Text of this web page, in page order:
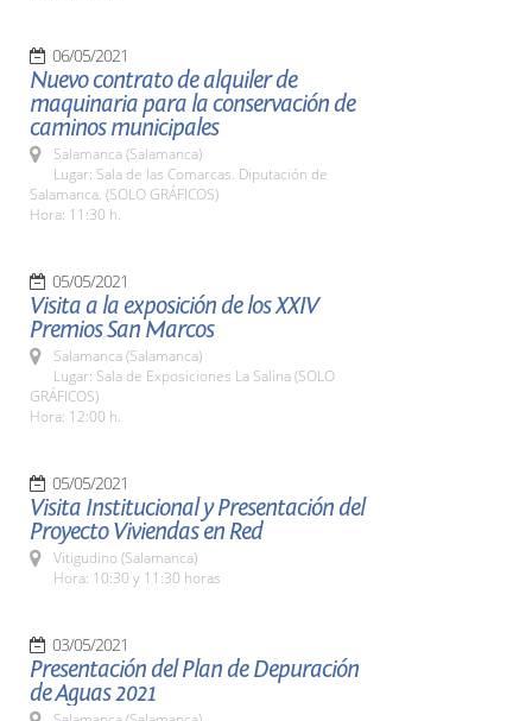
06/05/2021
Nuevo contrato de alquiler de
maquinaria para la conservación de
caminos municipales
Salamanca (Salamanca)
Lugar: Sala de las Comarcas. Diputación de
Salamanca. (SOLO GRÁFICOS)
Hora: 11:30 h.
05/05/2021
Visita a la exposición de los XXIV
Premios San Marcos
Salamanca (Salamanca)
Lugar: Sala de Exposiciones La Salina (SOLO
GRÁFICOS)
Hora: 12:00 h.
05/05/2021
Visita Institucional y Presentación del
Proyecto Viviendas en Red
Vitigudino (Salamanca)
Hora: 10:30 y 11:30 horas
03/05/2021
Presentación del Plan de Depuración
de Aguas 2021